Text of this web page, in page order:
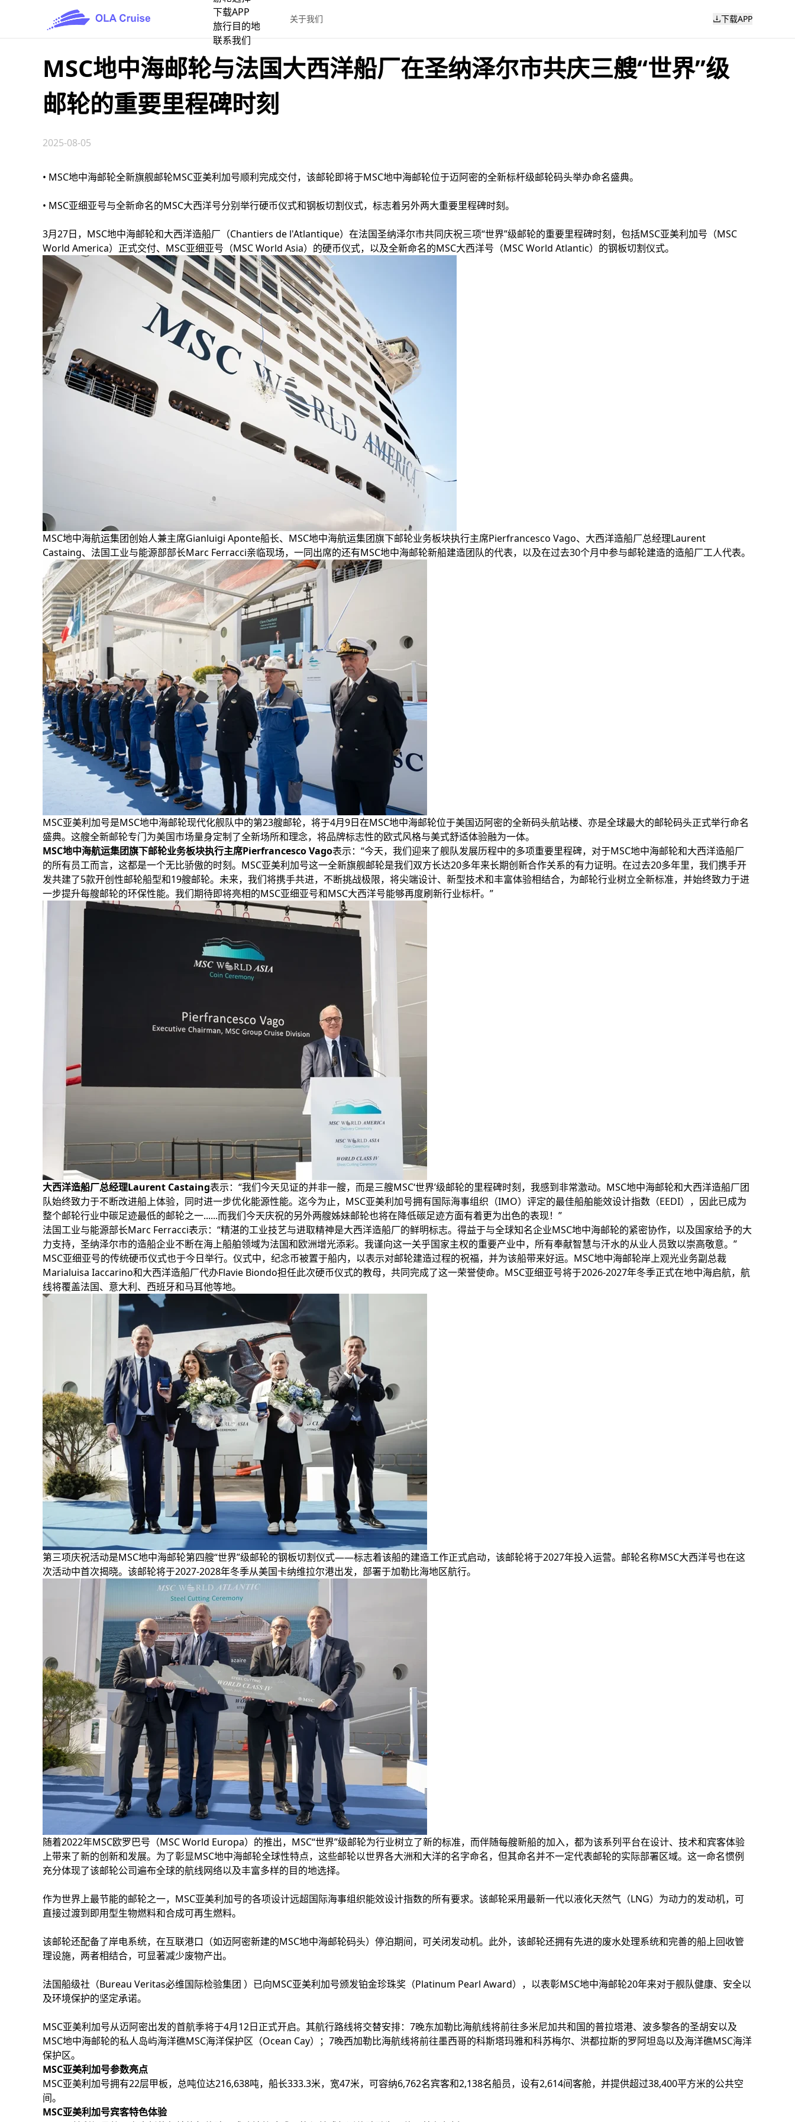
下载APP
旅行目的地
联系我们
关于我们 下载APP
MSC地中海邮轮与法国大西洋船厂在圣纳泽尔市共庆三艘“世界”级
邮轮的重要里程碑时刻
2025-08-05
• MSC地中海邮轮全新旗舰邮轮MSC亚美利加号顺利完成交付，该邮轮即将于MSC地中海邮轮位于迈阿密的全新标杆级邮轮码头举办命名盛典。
• MSC亚细亚号与全新命名的MSC大西洋号分别举行硬币仪式和钢板切割仪式，标志着另外两大重要里程碑时刻。
3月27日，MSC地中海邮轮和大西洋造船厂（Chantiers de l'Atlantique）在法国圣纳泽尔市共同庆祝三项“世界”级邮轮的重要里程碑时刻，包括MSC亚美利加号（MSC
World America）正式交付、MSC亚细亚号（MSC World Asia）的硬币仪式，以及全新命名的MSC大西洋号（MSC World Atlantic）的钢板切割仪式。
MSC地中海航运集团创始人兼主席Gianluigi Aponte船长、MSC地中海航运集团旗下邮轮业务板块执行主席Pierfrancesco Vago、大西洋造船厂总经理Laurent
Castaing、法国工业与能源部部长Marc Ferracci亲临现场，一同出席的还有MSC地中海邮轮新船建造团队的代表，以及在过去30个月中参与邮轮建造的造船厂工人代表。
MSC亚美利加号是MSC地中海邮轮现代化舰队中的第23艘邮轮，将于4月9日在MSC地中海邮轮位于美国迈阿密的全新码头航站楼、亦是全球最大的邮轮码头正式举行命名
盛典。这艘全新邮轮专门为美国市场量身定制了全新场所和理念，将品牌标志性的欧式风格与美式舒适体验融为一体。
MSC地中海航运集团旗下邮轮业务板块执行主席Pierfrancesco Vago表示：“今天，我们迎来了舰队发展历程中的多项重要里程碑，对于MSC地中海邮轮和大西洋造船厂
的所有员工而言，这都是一个无比骄傲的时刻。MSC亚美利加号这一全新旗舰邮轮是我们双方长达20多年来长期创新合作关系的有力证明。在过去20多年里，我们携手开
发共建了5款开创性邮轮船型和19艘邮轮。未来，我们将携手共进，不断挑战极限，将尖端设计、新型技术和丰富体验相结合，为邮轮行业树立全新标准，并始终致力于进
一步提升每艘邮轮的环保性能。我们期待即将亮相的MSC亚细亚号和MSC大西洋号能够再度刷新行业标杆。”
大西洋造船厂总经理Laurent Castaing表示：“我们今天见证的并非一艘，而是三艘MSC‘世界’级邮轮的里程碑时刻，我感到非常激动。MSC地中海邮轮和大西洋造船厂团
队始终致力于不断改进船上体验，同时进一步优化能源性能。迄今为止，MSC亚美利加号拥有国际海事组织（IMO）评定的最佳船舶能效设计指数（EEDI），因此已成为
整个邮轮行业中碳足迹最低的邮轮之一......而我们今天庆祝的另外两艘姊妹邮轮也将在降低碳足迹方面有着更为出色的表现！”
法国工业与能源部长Marc Ferracci表示：“精湛的工业技艺与进取精神是大西洋造船厂的鲜明标志。得益于与全球知名企业MSC地中海邮轮的紧密协作，以及国家给予的大
力支持，圣纳泽尔市的造船企业不断在海上船舶领域为法国和欧洲增光添彩。我谨向这一关乎国家主权的重要产业中，所有奉献智慧与汗水的从业人员致以崇高敬意。”
MSC亚细亚号的传统硬币仪式也于今日举行。仪式中，纪念币被置于船内，以表示对邮轮建造过程的祝福，并为该船带来好运。MSC地中海邮轮岸上观光业务副总裁
Marialuisa Iaccarino和大西洋造船厂代办Flavie Biondo担任此次硬币仪式的教母，共同完成了这一荣誉使命。MSC亚细亚号将于2026-2027年冬季正式在地中海启航，航
线将覆盖法国、意大利、西班牙和马耳他等地。
第三项庆祝活动是MSC地中海邮轮第四艘“世界”级邮轮的钢板切割仪式——标志着该船的建造工作正式启动，该邮轮将于2027年投入运营。邮轮名称MSC大西洋号也在这
次活动中首次揭晓。该邮轮将于2027-2028年冬季从美国卡纳维拉尔港出发，部署于加勒比海地区航行。
随着2022年MSC欧罗巴号（MSC World Europa）的推出，MSC“世界”级邮轮为行业树立了新的标准，而伴随每艘新船的加入，都为该系列平台在设计、技术和宾客体验
上带来了新的创新和发展。为了彰显MSC地中海邮轮全球性特点，这些邮轮以世界各大洲和大洋的名字命名，但其命名并不一定代表邮轮的实际部署区域。这一命名惯例
充分体现了该邮轮公司遍布全球的航线网络以及丰富多样的目的地选择。
作为世界上最节能的邮轮之一，MSC亚美利加号的各项设计远超国际海事组织能效设计指数的所有要求。该邮轮采用最新一代以液化天然气（LNG）为动力的发动机，可
直接过渡到即用型生物燃料和合成可再生燃料。
该邮轮还配备了岸电系统，在互联港口（如迈阿密新建的MSC地中海邮轮码头）停泊期间，可关闭发动机。此外，该邮轮还拥有先进的废水处理系统和完善的船上回收管
理设施，两者相结合，可显著减少废物产出。
法国船级社（Bureau Veritas必维国际检验集团 ）已向MSC亚美利加号颁发铂金珍珠奖（Platinum Pearl Award），以表彰MSC地中海邮轮20年来对于舰队健康、安全以
及环境保护的坚定承诺。
MSC亚美利加号从迈阿密出发的首航季将于4月12日正式开启。其航行路线将交替安排：7晚东加勒比海航线将前往多米尼加共和国的普拉塔港、波多黎各的圣胡安以及
MSC地中海邮轮的私人岛屿海洋礁MSC海洋保护区（Ocean Cay）；7晚西加勒比海航线将前往墨西哥的科斯塔玛雅和科苏梅尔、洪都拉斯的罗阿坦岛以及海洋礁MSC海洋
保护区。
MSC亚美利加号参数亮点
MSC亚美利加号拥有22层甲板，总吨位达216,638吨，船长333.3米，宽47米，可容纳6,762名宾客和2,138名船员，设有2,614间客舱，并提供超过38,400平方米的公共空
间。
MSC亚美利加号宾客特色体验